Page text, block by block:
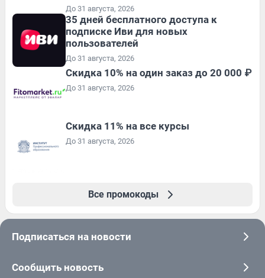
До 31 августа, 2026
35 дней бесплатного доступа к
подписке Иви для новых
пользователей
До 31 августа, 2026
Скидка 10% на один заказ до 20 000 ₽
До 31 августа, 2026
Скидка 11% на все курсы
До 31 августа, 2026
Все промокоды
Подписаться на новости
Сообщить новость